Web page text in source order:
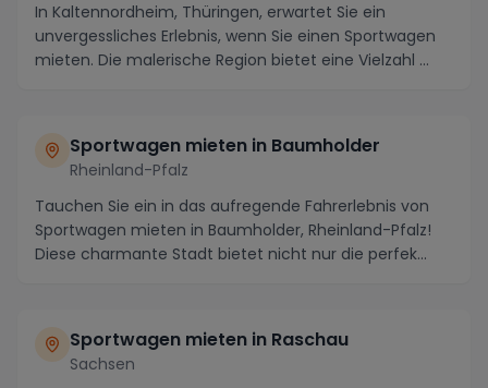
In Kaltennordheim, Thüringen, erwartet Sie ein
unvergessliches Erlebnis, wenn Sie einen Sportwagen
mieten. Die malerische Region bietet eine Vielzahl ...
Sportwagen mieten in Baumholder
Rheinland-Pfalz
Tauchen Sie ein in das aufregende Fahrerlebnis von
Sportwagen mieten in Baumholder, Rheinland-Pfalz!
Diese charmante Stadt bietet nicht nur die perfek...
Sportwagen mieten in Raschau
Sachsen